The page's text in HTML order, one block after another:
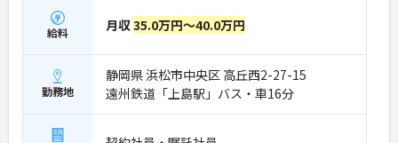
給料 月収35.0万円～40.0万円
勤務地
静岡県 浜松市中央区 高丘西2-27-15
遠州鉄道「上島駅」バス・車16分